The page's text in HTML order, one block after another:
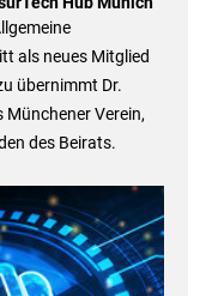
als neues Mitglied
übernimmt Dr.
Verein,
des Beirats.